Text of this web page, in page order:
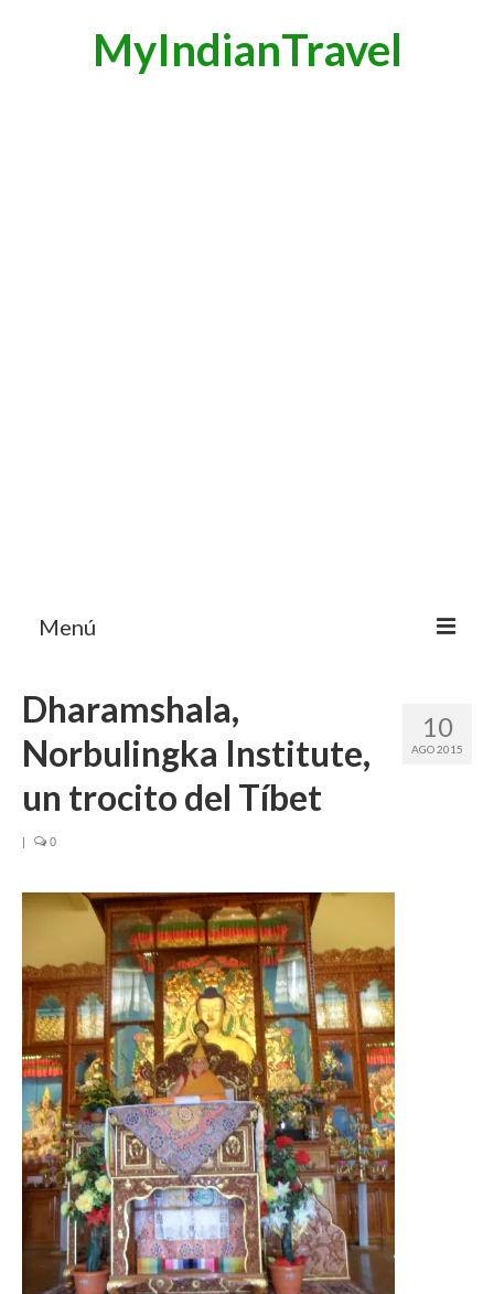
MyIndianTravel
Menú
MI BLOG VIAJES INDIA
CONTACTO
10
AGO 2015
Dharamshala,
Norbulingka Institute,
un trocito del Tíbet
| 0